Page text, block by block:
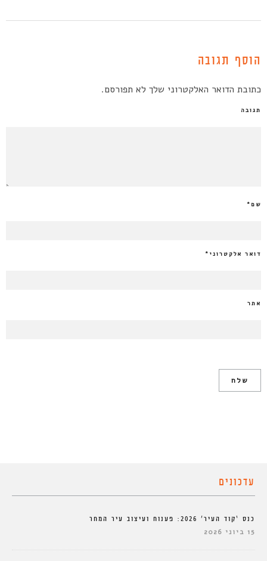
הוסף תגובה
כתובת הדואר האלקטרוני שלך לא תפורסם.
תגובה
שם*
דואר אלקטרוני *
אתר
עדכונים
כנס ‘קוד העיר’ 2026: פענוח ועיצוב עיר המחר
15 ביוני 2026